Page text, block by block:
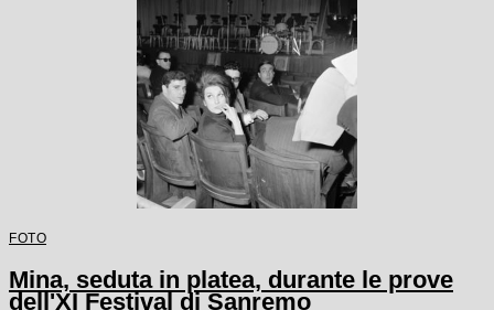
FOTO
Mina, seduta in platea, durante le prove
dell'XI Festival di Sanremo